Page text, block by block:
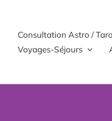
Consultation Astro /
Voyages-Séjours